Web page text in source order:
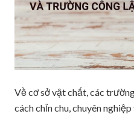
Về cơ sở vật chất, các
cách chỉn chu, chuyên